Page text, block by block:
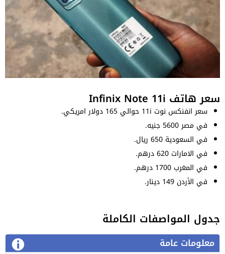
سعر هاتف Infinix Note 11i
سعر انفنكس نوت 11i حوالي 165 دولار امريكي.
في مصر 5600 جنيه.
في السعودية 650 ريال.
في الامارات 620 درهم.
في المغرب 1700 درهم.
في الأردن 149 دينار.
جدول المواصفات الكاملة
معلومات عامة